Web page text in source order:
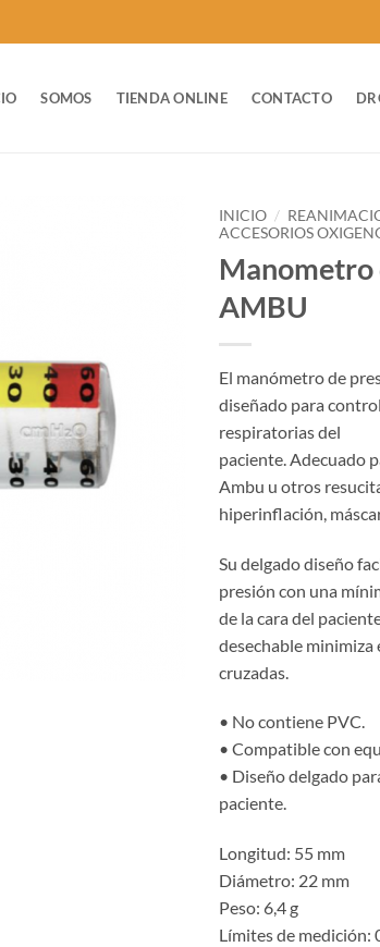
SOMOS TIENDA ONLINE CONTACTO
INICIO /
ACCESORIOS
Manometro
AMBU
El manómetro de
diseñado para
respiratorias del
paciente. Adecuado
Ambu u otros
hiperinflación,
Su delgado diseño
presión con una
de la cara del
desechable minimiza
cruzadas.
• No contiene PVC.
• Compatible con
• Diseño delgado
paciente.
Longitud: 55 mm
Diámetro: 22 mm
Peso: 6,4 g
Límites de medición: